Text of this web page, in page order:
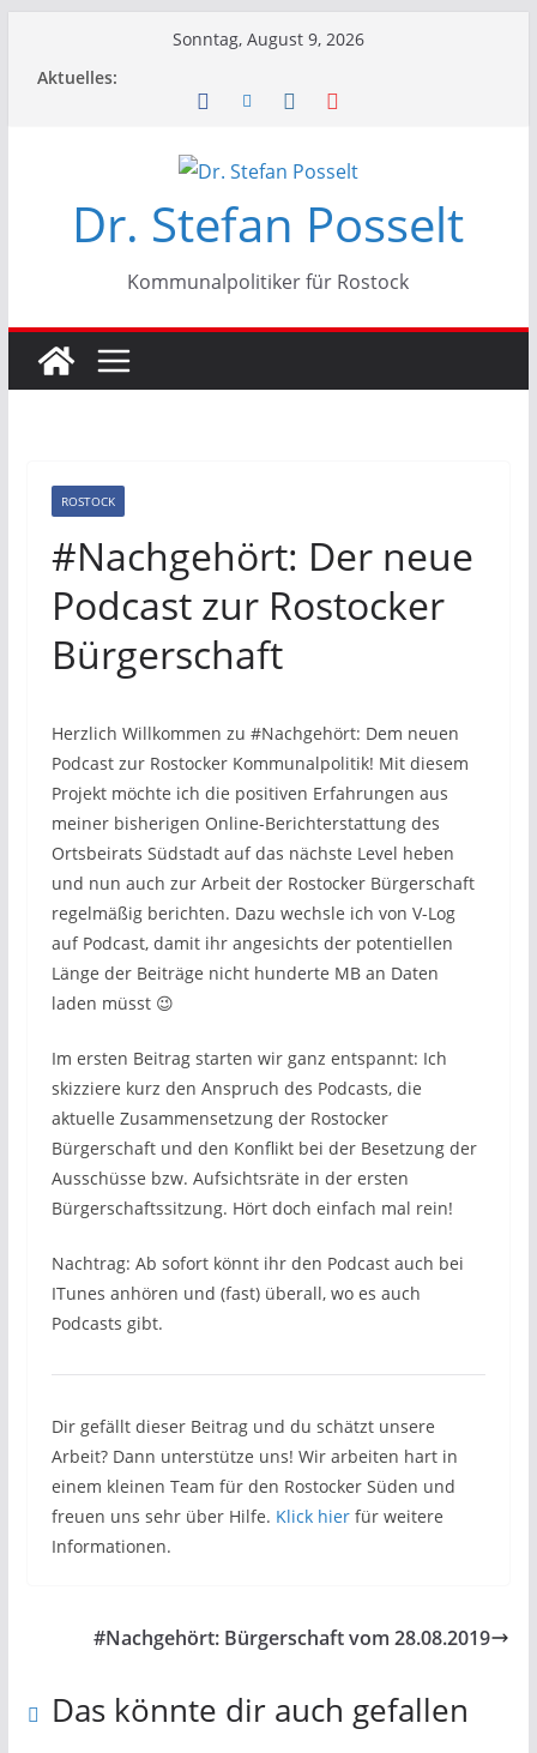
Sonntag, August 9, 2026
Aktuelles:
Dr. Stefan Posselt
Kommunalpolitiker für Rostock
ROSTOCK
#Nachgehört: Der neue
Podcast zur Rostocker
Bürgerschaft
Herzlich Willkommen zu #Nachgehört: Dem neuen
Podcast zur Rostocker Kommunalpolitik! Mit diesem
Projekt möchte ich die positiven Erfahrungen aus
meiner bisherigen Online-Berichterstattung des
Ortsbeirats Südstadt auf das nächste Level heben
und nun auch zur Arbeit der Rostocker Bürgerschaft
regelmäßig berichten. Dazu wechsle ich von V-Log
auf Podcast, damit ihr angesichts der potentiellen
Länge der Beiträge nicht hunderte MB an Daten
laden müsst 😉
Im ersten Beitrag starten wir ganz entspannt: Ich
skizziere kurz den Anspruch des Podcasts, die
aktuelle Zusammensetzung der Rostocker
Bürgerschaft und den Konflikt bei der Besetzung der
Ausschüsse bzw. Aufsichtsräte in der ersten
Bürgerschaftssitzung. Hört doch einfach mal rein!
Nachtrag: Ab sofort könnt ihr den Podcast auch bei
ITunes anhören und (fast) überall, wo es auch
Podcasts gibt.
Dir gefällt dieser Beitrag und du schätzt unsere
Arbeit? Dann unterstütze uns! Wir arbeiten hart in
einem kleinen Team für den Rostocker Süden und
freuen uns sehr über Hilfe. Klick hierfür weitere
Informationen.
#Nachgehört: Bürgerschaft vom 28.08.2019
Das könnte dir auch gefallen